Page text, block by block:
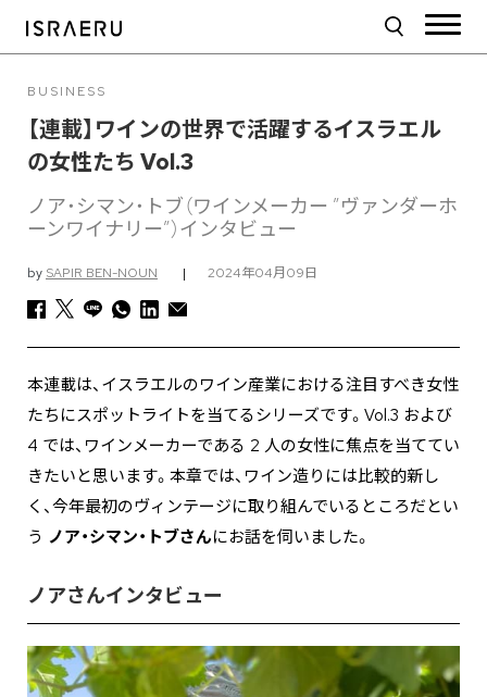
BUSINESS
【連載】ワインの世界で活躍するイスラエル
の女性たち Vol.3
ノア・シマン・トブ（ワインメーカー ”ヴァンダーホ
ーンワイナリー”）インタビュー
by SAPIR BEN-NOUN | 2024年04月09日
本連載は、イスラエルのワイン産業における注目すべき女性
たちにスポットライトを当てるシリーズです。Vol.3 および
4 では、ワインメーカーである 2 人の女性に焦点を当ててい
きたいと思います。本章では、ワイン造りには比較的新し
く、今年最初のヴィンテージに取り組んでいるところだとい
う ノア・シマン・トブさんにお話を伺いました。
ノアさんインタビュー